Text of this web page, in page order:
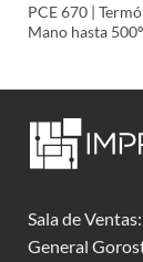
PCE 670 |
Mano hasta
Sala de Ventas:
General